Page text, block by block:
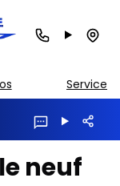
Service
neuf